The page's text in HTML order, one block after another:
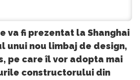
va fi prezentat la Shanghai
unui nou limbaj de design,
pe care îl vor adopta mai
constructorului din